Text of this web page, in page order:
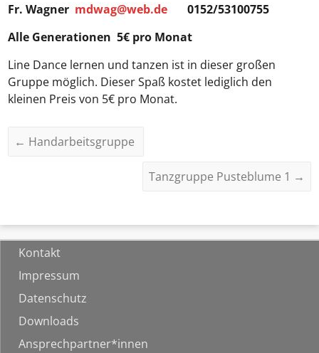
Fr. Wagner mdwag@web.de 0152/53100755
Alle Generationen 5€ pro Monat
Line Dance lernen und tanzen ist in dieser großen
Gruppe möglich. Dieser Spaß kostet lediglich den
kleinen Preis von 5€ pro Monat.
← Handarbeitsgruppe
Tanzgruppe Pusteblume 1 →
Kontakt
Impressum
Datenschutz
Downloads
Ansprechpartner*innen